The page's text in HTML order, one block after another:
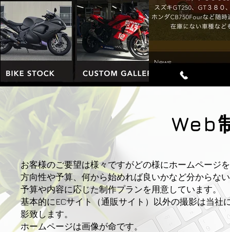
​Web
お客様のご要望は様々ですがどの様にホームページ
方向性や予算、何から始めれば良いかなど分からな
予算や内容に応じた制作プランを用意しています。
基本的にECサイト（通販サイト）以外の撮影は当
影致します。
ホームページは画像が命です。